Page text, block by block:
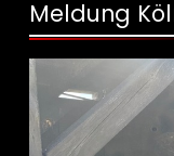
Meldung